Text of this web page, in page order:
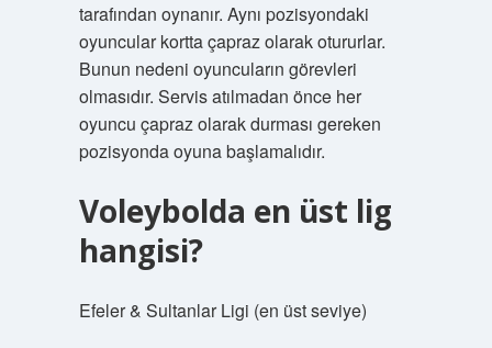
tarafından oynanır. Aynı pozisyondaki
oyuncular kortta çapraz olarak otururlar.
Bunun nedeni oyuncuların görevleri
olmasıdır. Servis atılmadan önce her
oyuncu çapraz olarak durması gereken
pozisyonda oyuna başlamalıdır.
Voleybolda en üst lig
hangisi?
Efeler & Sultanlar Ligi (en üst seviye)